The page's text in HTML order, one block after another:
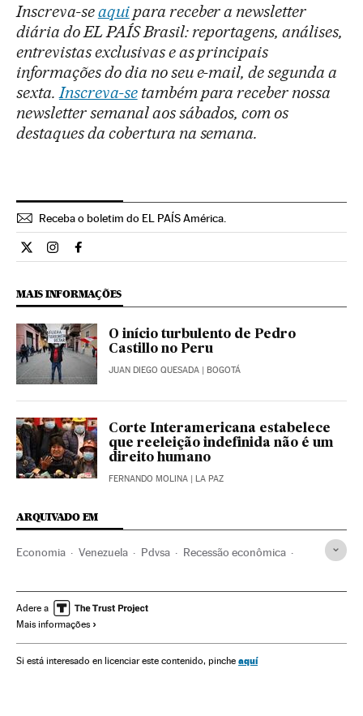
Inscreva-seaquipara receber a newsletter
diária do EL PAÍS Brasil: reportagens, análises,
entrevistas exclusivas e as principais
informações do dia no seu e-mail, de segunda a
sexta. Inscreva-setambém para receber nossa
newsletter semanal aos sábados, com os
destaques da cobertura na semana.
Receba o boletim do EL PAÍS América.
Economia El País Brasil en Twitter
Economia El País Brasil en Instagram
Economia El País Brasil en Facebook
MAIS INFORMAÇÕES
O início turbulento de Pedro
Castillo no Peru
JUAN DIEGO QUESADA | BOGOTÁ
Corte Interamericana estabelece
que reeleição indefinida não é um
direito humano
FERNANDO MOLINA | LA PAZ
ARQUIVADO EM
Economia Venezuela Pdvsa Recessão econômica
Nicolás Maduro Mercados financeiros
Dívida corporativa
Refinanciação dívida empresas Sanções
Adere a
Mais informações
Si está interesado en licenciar este contenido, pinche aquí